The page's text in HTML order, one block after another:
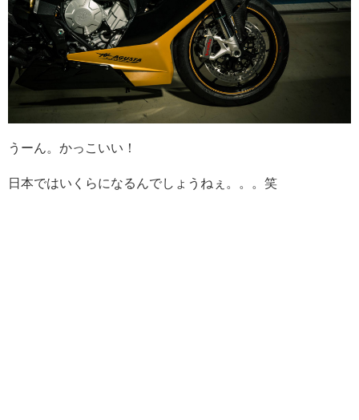
うーん。かっこいい！
日本ではいくらになるんでしょうねぇ。。。笑